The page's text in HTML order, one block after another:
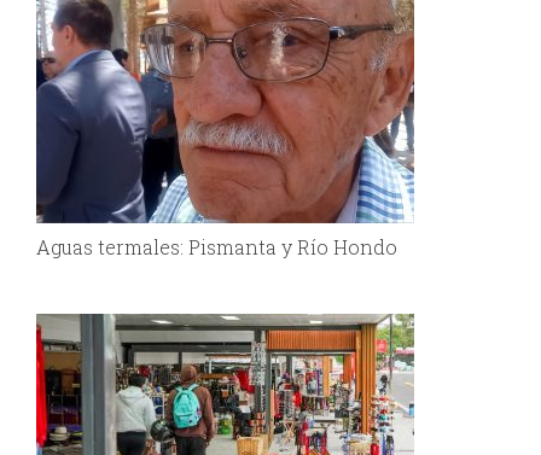
Aguas termales: Pismanta y Río Hondo